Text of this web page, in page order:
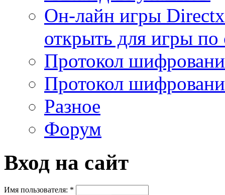
Он-лайн игры
открыть для игры по
Протокол
Протокол
Разное
Форум
Вход на сайт
Имя пользователя: *